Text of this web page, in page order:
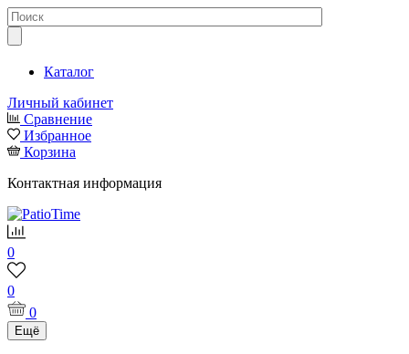
Каталог
Личный кабинет
Сравнение
Избранное
Корзина
Контактная информация
0
0
0
Ещё